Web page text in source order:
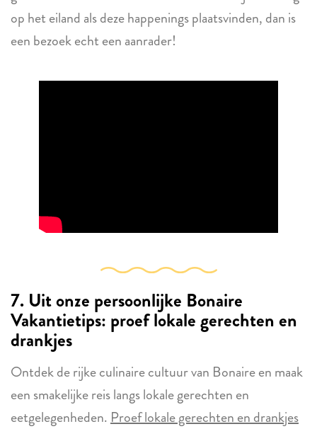
op het eiland als deze happenings plaatsvinden, dan is
een bezoek echt een aanrader!
7. Uit onze persoonlijke Bonaire
Vakantietips: proef lokale gerechten en
drankjes
Ontdek de rijke culinaire cultuur van Bonaire en maak
een smakelijke reis langs lokale gerechten en
eetgelegenheden.Proef lokale gerechten en drankjes